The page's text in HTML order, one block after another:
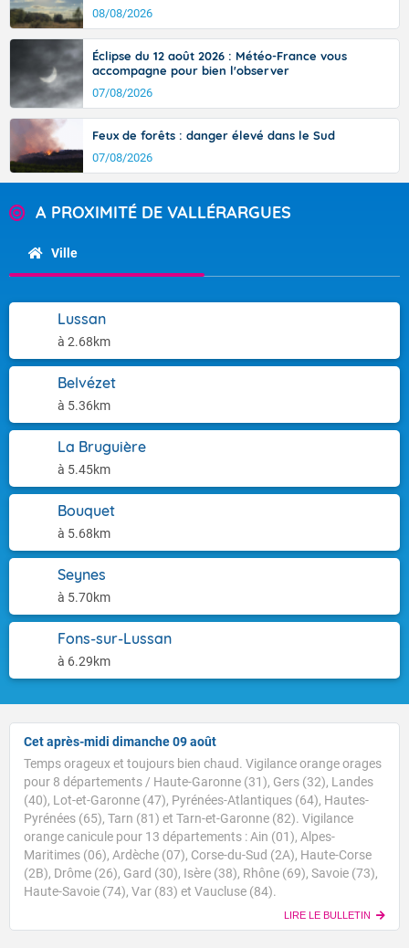
08/08/2026
Éclipse du 12 août 2026 : Météo-France vous
accompagne pour bien l'observer
07/08/2026
Feux de forêts : danger élevé dans le Sud
07/08/2026
A PROXIMITÉ DE VALLÉRARGUES
Ville
Lussan
à 2.68km
Belvézet
à 5.36km
La Bruguière
à 5.45km
Bouquet
à 5.68km
Seynes
à 5.70km
Fons-sur-Lussan
à 6.29km
Cet après-midi dimanche 09 août
Temps orageux et toujours bien chaud. Vigilance orange orages
pour 8 départements / Haute-Garonne (31), Gers (32), Landes
(40), Lot-et-Garonne (47), Pyrénées-Atlantiques (64), Hautes-
Pyrénées (65), Tarn (81) et Tarn-et-Garonne (82). Vigilance
orange canicule pour 13 départements : Ain (01), Alpes-
Maritimes (06), Ardèche (07), Corse-du-Sud (2A), Haute-Corse
(2B), Drôme (26), Gard (30), Isère (38), Rhône (69), Savoie (73),
Haute-Savoie (74), Var (83) et Vaucluse (84).
LIRE LE BULLETIN
Voici les températures relevées à 10h suivies des
maximales prévues cet après-midi : Brest : 20/27 Paris
: 23/34 Lyon : 25/37 Biarritz : 24/27 Cherbourg : 24/27
Tours : 27/34 Clermont-Fd : 29/34 Perpignan : 29/32